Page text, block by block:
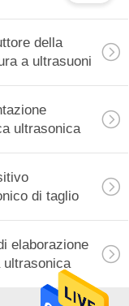
della
a ultrasuoni
ultrasonica
di taglio
elaborazione
ultrasonica